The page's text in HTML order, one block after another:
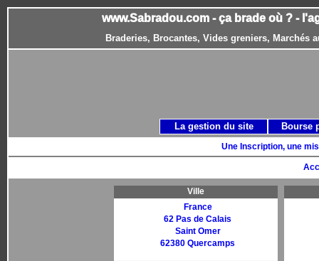
www.Sabradou.com - ça brade où ? -
Braderies, Brocantes, Vides greniers, Marchés
Une Inscription, une
Ville
France
62 Pas de Calais
Saint Omer
62380 Quercamps
La gestion du site Bourse